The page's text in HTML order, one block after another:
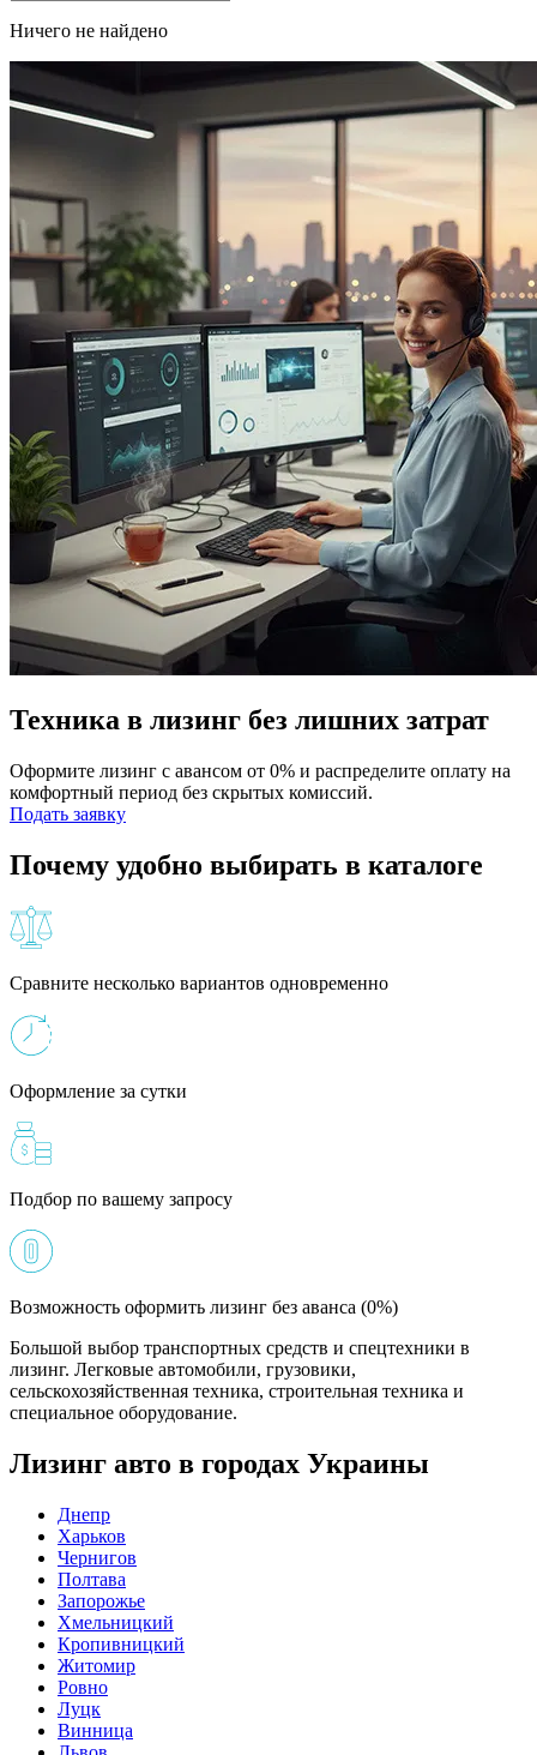
Ничего не найдено
Техника в лизинг без лишних затрат
Оформите лизинг с авансом от 0% и распределите оплату на
комфортный период без скрытых комиссий.
Подать заявку
Почему удобно выбирать в каталоге
Сравните несколько вариантов одновременно
Оформление за сутки
Подбор по вашему запросу
Возможность оформить лизинг без аванса (0%)
Большой выбор транспортных средств и спецтехники в
лизинг. Легковые автомобили, грузовики,
сельскохозяйственная техника, строительная техника и
специальное оборудование.
Лизинг авто в городах Украины
Днепр
Харьков
Чернигов
Полтава
Запорожье
Хмельницкий
Кропивницкий
Житомир
Ровно
Луцк
Винница